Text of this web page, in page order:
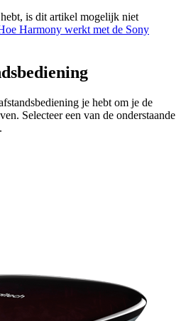
is dit artikel mogelijk niet
Harmony werkt met de Sony
je hebt om je de
Selecteer een van de onderstaande